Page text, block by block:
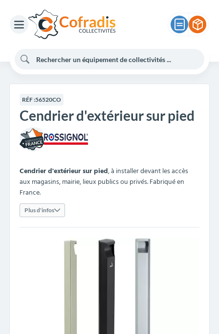
RÉF :56520CO
Cendrier d'extérieur sur pied
Cendrier d'extérieur sur pied, à installer devant les accès
aux magasins, mairie, lieux publics ou privés. Fabriqué en
France.
Plus d'infos